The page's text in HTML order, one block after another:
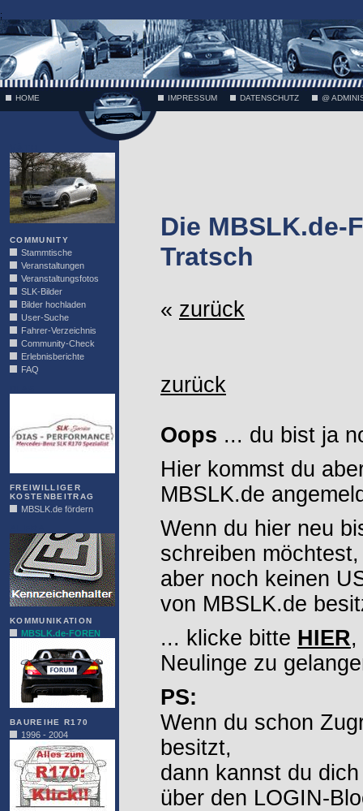
;
HOME IMPRESSUM DATENSCHUTZ @
COMMUNITY
Stammtische
Veranstaltungen
Veranstaltungsfotos
SLK-Bilder
Bilder hochladen
User-Suche
Fahrer-Verzeichnis
Community-Check
Erlebnisberichte
FAQ
FREIWILLIGER
KOSTENBEITRAG
MBSLK.de fördern
KOMMUNIKATION
MBSLK.de-FOREN
BAUREIHE R170
1996 - 2004
Die MBSLK.de-
Tratsch
« zurück
zurück
Oops ... du bist ja
Hier kommst du
MBSLK.de
Wenn du hier neu
schreiben möchtest,
aber noch keinen
von MBSLK.de
... klicke bitte HIER,
Neulinge zu
PS:
Wenn du schon
besitzt,
dann kannst du
über den LOGIN-